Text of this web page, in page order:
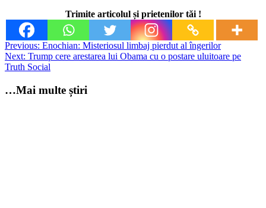
Trimite articolul și prietenilor tăi !
Post
navigation
Previous: Enochian: Misteriosul limbaj pierdut al îngerilor
Next: Trump cere arestarea lui Obama cu o postare uluitoare pe
Truth Social
…Mai multe știri